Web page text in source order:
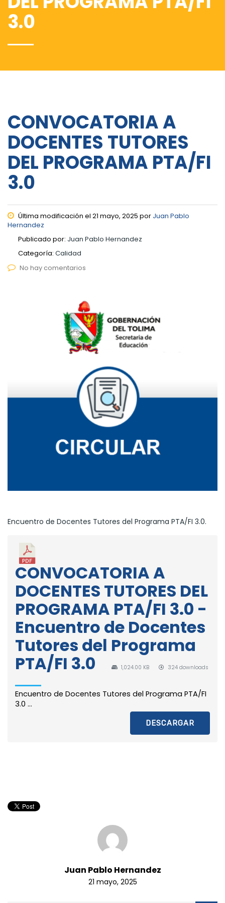
3.0
CONVOCATORIA A
DOCENTES TUTORES
DEL PROGRAMA PTA/FI
3.0
Última modificación el 21 mayo, 2025 por Juan Pablo
Hernandez
Publicado por: Juan Pablo Hernandez
Categoría: Calidad
No hay comentarios
Encuentro de Docentes Tutores del Programa PTA/FI 3.0.
CONVOCATORIA A
DOCENTES TUTORES DEL
PROGRAMA PTA/FI 3.0 -
Encuentro de Docentes
Tutores del Programa
PTA/FI 3.0
1,024.00 KB 324 downloads
Encuentro de Docentes Tutores del Programa PTA/FI
3.0 ...
DESCARGAR
Juan Pablo Hernandez
21 mayo, 2025